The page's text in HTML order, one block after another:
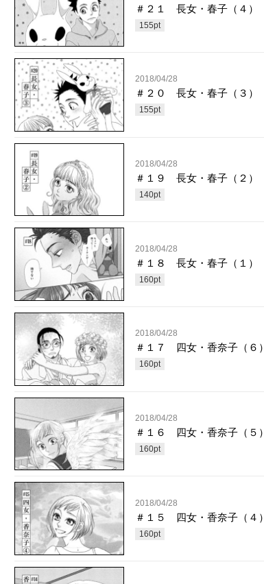
＃２１ 長女・春子（４）
155pt
2018/04/28
＃２０ 長女・春子（３）
155pt
2018/04/28
＃１９ 長女・春子（２）
140pt
2018/04/28
＃１８ 長女・春子（１）
160pt
2018/04/28
＃１７ 四女・香奈子（６）
160pt
2018/04/28
＃１６ 四女・香奈子（５）
160pt
2018/04/28
＃１５ 四女・香奈子（４）
160pt